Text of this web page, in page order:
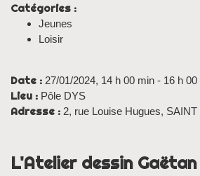
Catégories :
Jeunes
Loisir
Date : 27/01/2024, 14 h 00 min - 16 h 00
Lieu : Pôle DYS
Adresse : 2, rue Louise Hugues,
L'Atelier dessin Gaëtan